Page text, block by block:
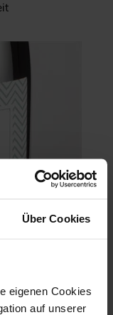
Über Cookies
eigenen Cookies
auf unserer